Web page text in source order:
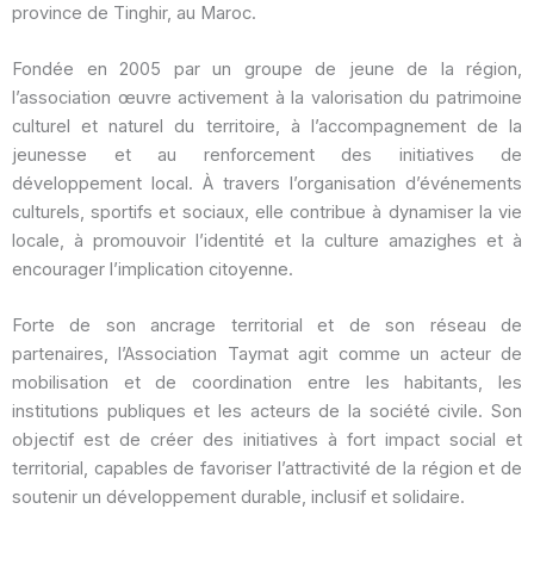
province de Tinghir, au Maroc.
Fondée en 2005 par un groupe de jeune de la région,
l’association œuvre activement à la valorisation du patrimoine
culturel et naturel du territoire, à l’accompagnement de la
jeunesse et au renforcement des initiatives de
développement local. À travers l’organisation d’événements
culturels, sportifs et sociaux, elle contribue à dynamiser la vie
locale, à promouvoir l’identité et la culture amazighes et à
encourager l’implication citoyenne.
Forte de son ancrage territorial et de son réseau de
partenaires, l’Association Taymat agit comme un acteur de
mobilisation et de coordination entre les habitants, les
institutions publiques et les acteurs de la société civile. Son
objectif est de créer des initiatives à fort impact social et
territorial, capables de favoriser l’attractivité de la région et de
soutenir un développement durable, inclusif et solidaire.